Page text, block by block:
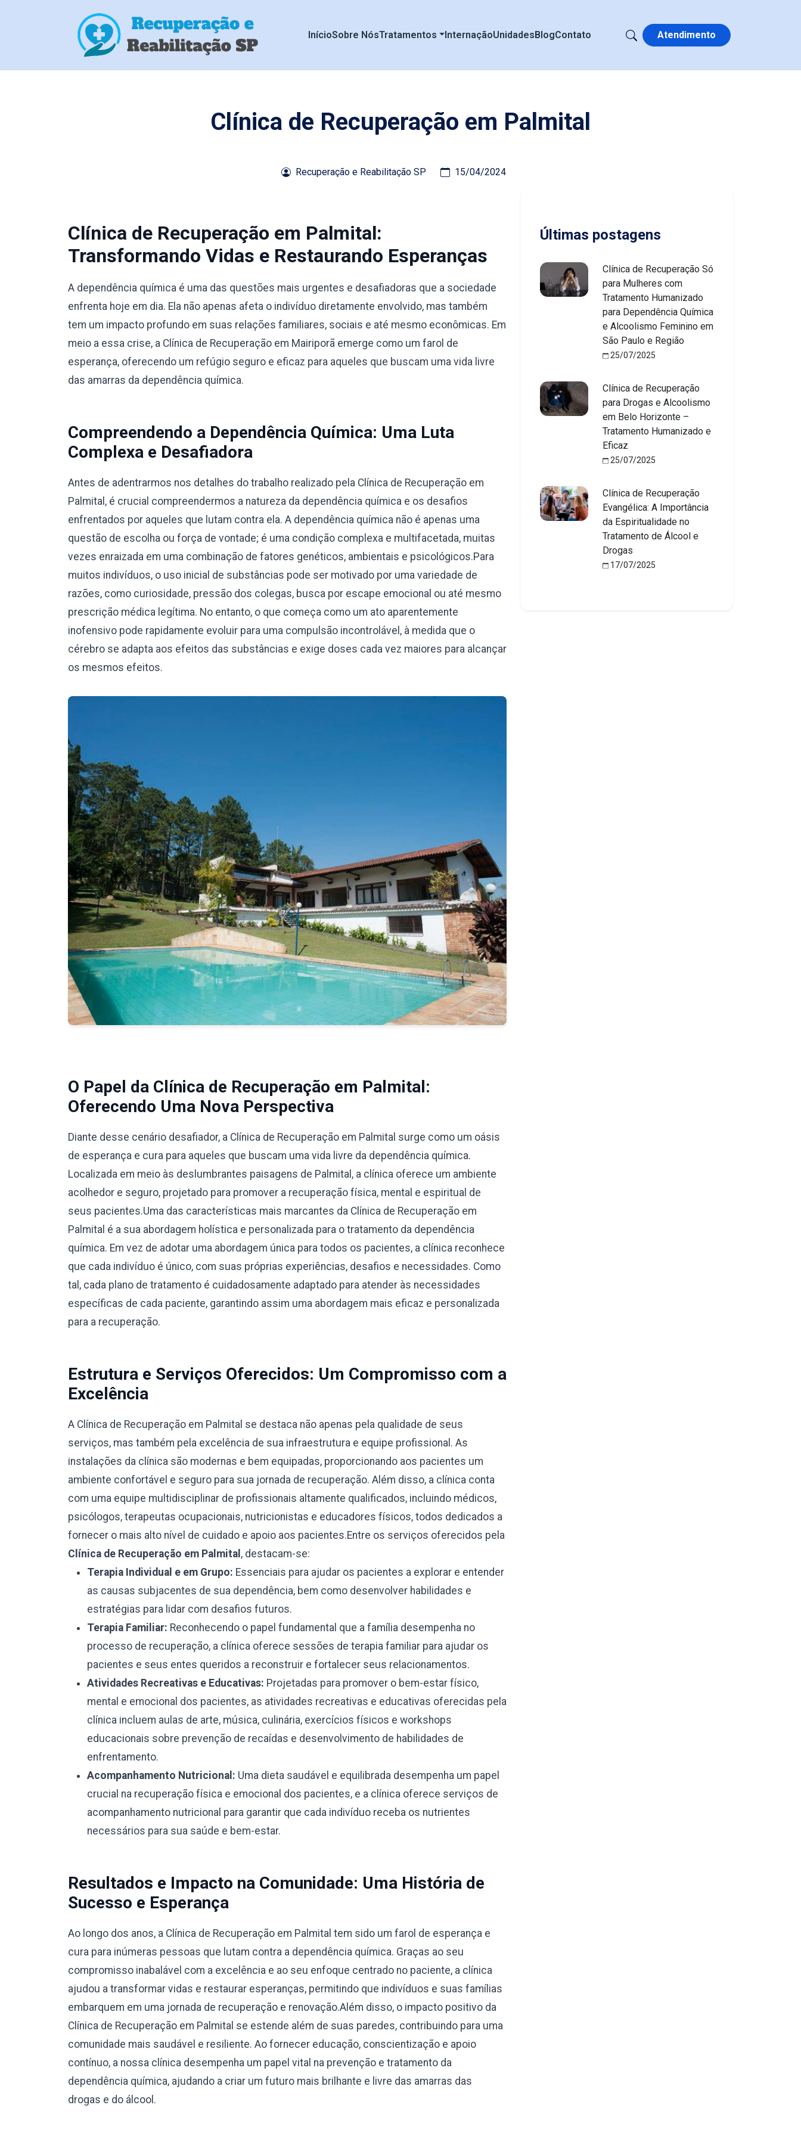
InícioSobre NósTratamentos InternaçãoUnidadesBlogContato Atendimento
Clínica de Recuperação em Palmital
Recuperação e Reabilitação SP 15/04/2024
Clínica de Recuperação em Palmital:
Transformando Vidas e Restaurando Esperanças
A dependência química é uma das questões mais urgentes e desafiadoras que a sociedade
enfrenta hoje em dia. Ela não apenas afeta o indivíduo diretamente envolvido, mas também
tem um impacto profundo em suas relações familiares, sociais e até mesmo econômicas. Em
meio a essa crise, a Clínica de Recuperação em Mairiporã emerge como um farol de
esperança, oferecendo um refúgio seguro e eficaz para aqueles que buscam uma vida livre
das amarras da dependência química.
Compreendendo a Dependência Química: Uma Luta
Complexa e Desafiadora
Antes de adentrarmos nos detalhes do trabalho realizado pela Clínica de Recuperação em
Palmital, é crucial compreendermos a natureza da dependência química e os desafios
enfrentados por aqueles que lutam contra ela. A dependência química não é apenas uma
questão de escolha ou força de vontade; é uma condição complexa e multifacetada, muitas
vezes enraizada em uma combinação de fatores genéticos, ambientais e psicológicos.Para
muitos indivíduos, o uso inicial de substâncias pode ser motivado por uma variedade de
razões, como curiosidade, pressão dos colegas, busca por escape emocional ou até mesmo
prescrição médica legítima. No entanto, o que começa como um ato aparentemente
inofensivo pode rapidamente evoluir para uma compulsão incontrolável, à medida que o
cérebro se adapta aos efeitos das substâncias e exige doses cada vez maiores para alcançar
os mesmos efeitos.
O Papel da Clínica de Recuperação em Palmital:
Oferecendo Uma Nova Perspectiva
Diante desse cenário desafiador, a Clínica de Recuperação em Palmital surge como um oásis
de esperança e cura para aqueles que buscam uma vida livre da dependência química.
Localizada em meio às deslumbrantes paisagens de Palmital, a clínica oferece um ambiente
acolhedor e seguro, projetado para promover a recuperação física, mental e espiritual de
seus pacientes.Uma das características mais marcantes da Clínica de Recuperação em
Palmital é a sua abordagem holística e personalizada para o tratamento da dependência
química. Em vez de adotar uma abordagem única para todos os pacientes, a clínica reconhece
que cada indivíduo é único, com suas próprias experiências, desafios e necessidades. Como
tal, cada plano de tratamento é cuidadosamente adaptado para atender às necessidades
específicas de cada paciente, garantindo assim uma abordagem mais eficaz e personalizada
para a recuperação.
Estrutura e Serviços Oferecidos: Um Compromisso com a
Excelência
A Clínica de Recuperação em Palmital se destaca não apenas pela qualidade de seus
serviços, mas também pela excelência de sua infraestrutura e equipe profissional. As
instalações da clínica são modernas e bem equipadas, proporcionando aos pacientes um
ambiente confortável e seguro para sua jornada de recuperação. Além disso, a clínica conta
com uma equipe multidisciplinar de profissionais altamente qualificados, incluindo médicos,
psicólogos, terapeutas ocupacionais, nutricionistas e educadores físicos, todos dedicados a
fornecer o mais alto nível de cuidado e apoio aos pacientes.Entre os serviços oferecidos pela
Clínica de Recuperação em Palmital , destacam-se:
Terapia Individual e em Grupo: Essenciais para ajudar os pacientes a explorar e entender
as causas subjacentes de sua dependência, bem como desenvolver habilidades e
estratégias para lidar com desafios futuros.
Terapia Familiar: Reconhecendo o papel fundamental que a família desempenha no
processo de recuperação, a clínica oferece sessões de terapia familiar para ajudar os
pacientes e seus entes queridos a reconstruir e fortalecer seus relacionamentos.
Atividades Recreativas e Educativas: Projetadas para promover o bem-estar físico,
mental e emocional dos pacientes, as atividades recreativas e educativas oferecidas pela
clínica incluem aulas de arte, música, culinária, exercícios físicos e workshops
educacionais sobre prevenção de recaídas e desenvolvimento de habilidades de
enfrentamento.
Acompanhamento Nutricional: Uma dieta saudável e equilibrada desempenha um papel
crucial na recuperação física e emocional dos pacientes, e a clínica oferece serviços de
acompanhamento nutricional para garantir que cada indivíduo receba os nutrientes
necessários para sua saúde e bem-estar.
Resultados e Impacto na Comunidade: Uma História de
Sucesso e Esperança
Ao longo dos anos, a Clínica de Recuperação em Palmital tem sido um farol de esperança e
cura para inúmeras pessoas que lutam contra a dependência química. Graças ao seu
compromisso inabalável com a excelência e ao seu enfoque centrado no paciente, a clínica
ajudou a transformar vidas e restaurar esperanças, permitindo que indivíduos e suas famílias
embarquem em uma jornada de recuperação e renovação.Além disso, o impacto positivo da
Clínica de Recuperação em Palmital se estende além de suas paredes, contribuindo para uma
comunidade mais saudável e resiliente. Ao fornecer educação, conscientização e apoio
contínuo, a nossa clínica desempenha um papel vital na prevenção e tratamento da
dependência química, ajudando a criar um futuro mais brilhante e livre das amarras das
drogas e do álcool.
Últimas postagens
Clínica de Recuperação Só
para Mulheres com
Tratamento Humanizado
para Dependência Química
e Alcoolismo Feminino em
São Paulo e Região
25/07/2025
Clínica de Recuperação
para Drogas e Alcoolismo
em Belo Horizonte –
Tratamento Humanizado e
Eficaz
25/07/2025
Clínica de Recuperação
Evangélica: A Importância
da Espiritualidade no
Tratamento de Álcool e
Drogas
17/07/2025